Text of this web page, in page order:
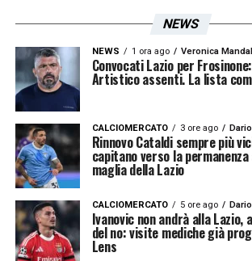
NEWS
NEWS 1 ora ago Veronica
Convocati Lazio per
Artistico assenti. La lista
CALCIOMERCATO 3 ore ago
Rinnovo Cataldi sempre più
capitano verso la
maglia della Lazio
CALCIOMERCATO 5 ore ago
Ivanovic non andrà alla
del no: visite mediche già
Lens